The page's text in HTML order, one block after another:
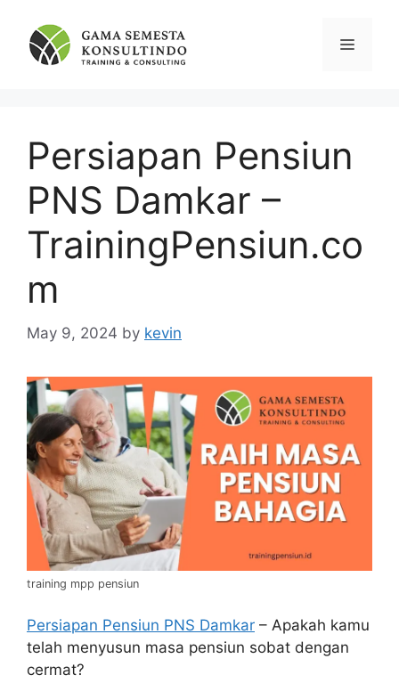
content
Menu
Persiapan Pensiun
PNS Damkar –
TrainingPensiun.co
m
May 9, 2024 by kevin
training mpp pensiun
Persiapan Pensiun PNS Damkar – Apakah kamu
telah menyusun masa pensiun sobat dengan
cermat?